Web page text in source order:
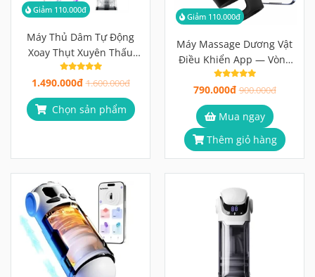
Giảm 110.000đ
Máy Thủ Dâm Tự Động
Xoay Thụt Xuyên Thấu
Nhìn Thấy Rõ, Yên Tâm
Hơn
1.490.000đ 1.600.000đ
Chọn sản phẩm
Giảm 110.000đ
Máy Massage Dương Vật
Điều Khiển App — Vòng
Rung 9 Chế Độ, Khóa Tinh
Hoàn, Gai Massage 360°
790.000đ 900.000đ
Mua ngay
Thêm giỏ hàng